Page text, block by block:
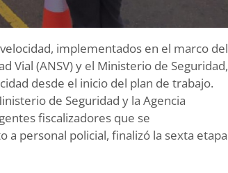
implementados en el marco del
Vial (ANSV) y el Ministerio de Seguridad,
desde el inicio del plan de trabajo.
de Seguridad y la Agencia
fiscalizadores que se
a personal policial, finalizó la sexta etapa